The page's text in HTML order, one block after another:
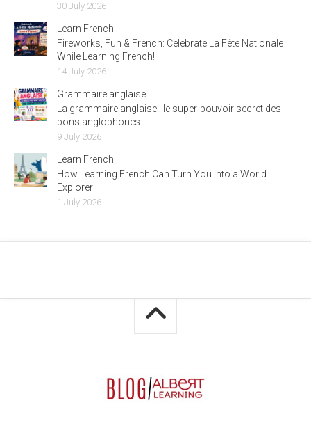
30 July 2026
Learn French
Fireworks, Fun & French: Celebrate La Fête Nationale
While Learning French!
14 July 2026
Grammaire anglaise
La grammaire anglaise : le super-pouvoir secret des
bons anglophones
9 July 2026
Learn French
How Learning French Can Turn You Into a World
Explorer
1 July 2026